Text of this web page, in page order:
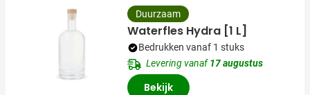
Duurzaam
Waterfles Hydra [1 L]
Bedrukken vanaf 1 stuks
Levering vanaf17 augustus
Bekijk